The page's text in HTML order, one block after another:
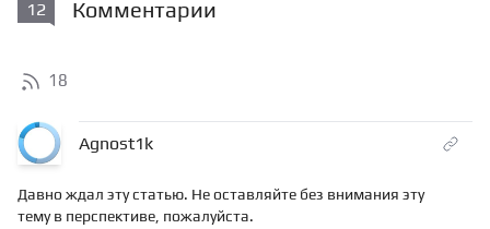
12 Комментарии
18
Agnost1k
Давно ждал эту статью. Не оставляйте без внимания эту
тему в перспективе, пожалуйста.